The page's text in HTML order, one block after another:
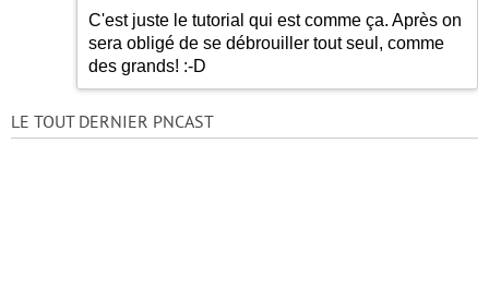
C'est juste le tutorial qui est comme ça. Après on
sera obligé de se débrouiller tout seul, comme
des grands! :-D
LE TOUT DERNIER PNCAST